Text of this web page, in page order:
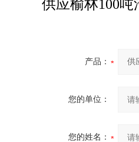
供应榆林100吨
产品：
您的单位：
您的姓名：